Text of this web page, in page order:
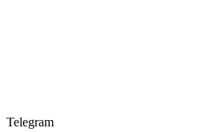
Telegram